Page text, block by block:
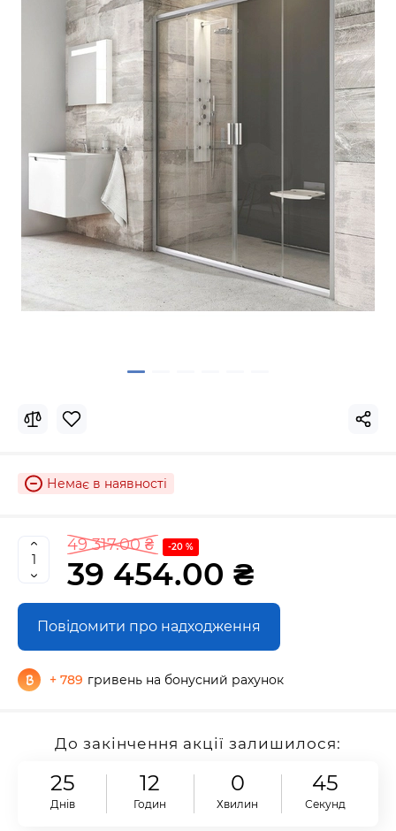
Немає в наявності
49 317.00 ₴ -20 %
39 454.00 ₴
Повідомити про надходження
+ 789 гривень на бонусний рахунок
До закінчення акції залишилося:
25
Днів
12
Годин
0
Хвилин
44
Секунд